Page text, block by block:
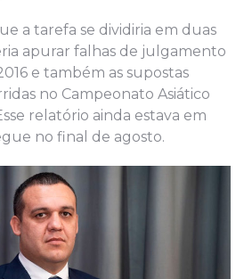
a tarefa se dividiria em duas
apurar falhas de julgamento
e também as supostas
no Campeonato Asiático
relatório ainda estava em
no final de agosto.